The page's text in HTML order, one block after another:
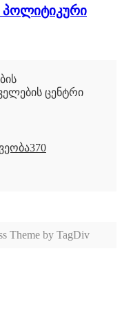
პოლიტიკური
ცენტრი
370
Theme by TagDiv